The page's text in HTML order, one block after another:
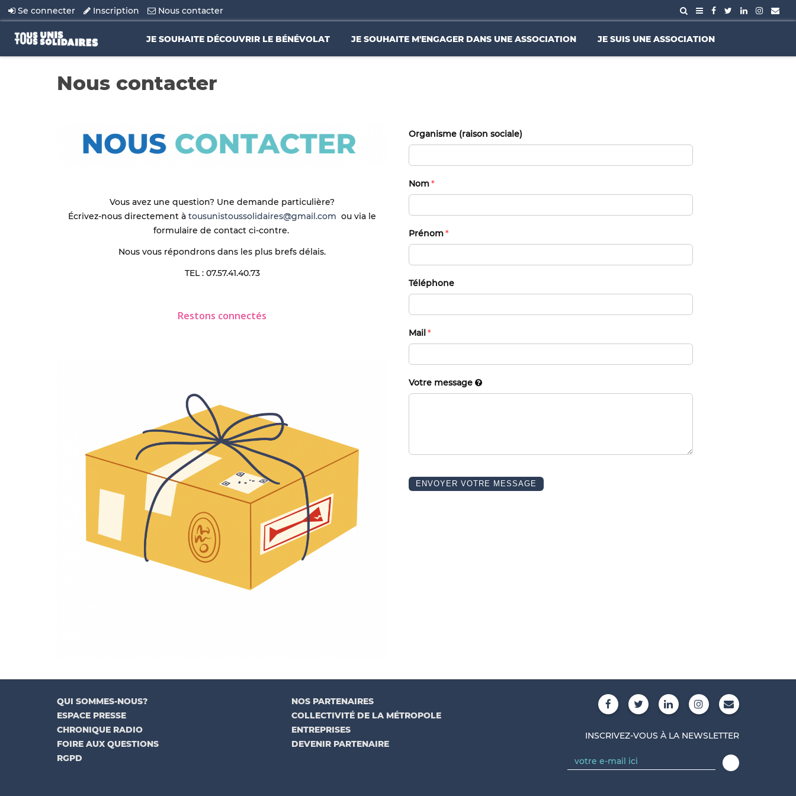
Se connecter Inscription Nous contacter
JE SOUHAITE DÉCOUVRIR LE BÉNÉVOLAT JE SOUHAITE M'ENGAGER DANS UNE ASSOCIATION JE SUIS UNE ASSOCIATION
Nous contacter
Vous avez une question? Une demande particulière?
Écrivez-nous directement à tousunistoussolidaires@gmail.com ou via le
formulaire de contact ci-contre.
Nous vous répondrons dans les plus brefs délais.
TEL : 07.57.41.40.73
Restons connectés
Organisme (raison sociale)
Nom
Prénom
Téléphone
Mail
Votre message
QUI SOMMES-NOUS?
ESPACE PRESSE
CHRONIQUE RADIO
FOIRE AUX QUESTIONS
RGPD
NOS PARTENAIRES
COLLECTIVITÉ DE LA MÉTROPOLE
ENTREPRISES
DEVENIR PARTENAIRE
INSCRIVEZ-VOUS À LA NEWSLETTER